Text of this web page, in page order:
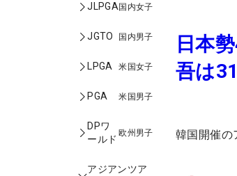
JLPGA国内女子
JGTO 国内男子
LPGA 米国女子
PGA 米国男子
DPワ
ールド
欧州男子
アジアンツア
日本
吾は
韓国開催の